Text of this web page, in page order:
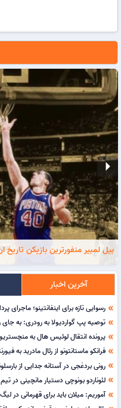
بیل لمبیر منفورترین بازیکن تاریخ
arrow_right
آخرین اخبار
double_arrow رسوایی تازه برای اینفانتینو؛
double_arrow توصیه پپ گواردیولا به رودری: به جای
double_arrow پرونده انتقال لوئیس هال به
double_arrow فرانکو ماستانتونو از رئال مادرید به
double_arrow رونی بردغجی در آستانه جدایی از
double_arrow لئوناردو بونوچی دستیار مانچینی در
double_arrow آموریم: میلان باید برای قهرمانی در